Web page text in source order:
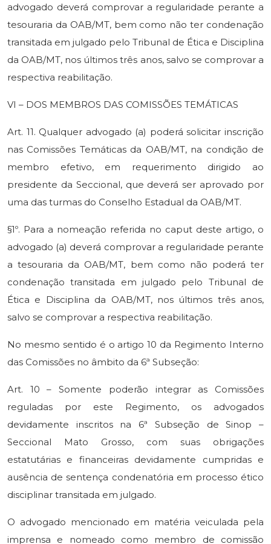
advogado deverá comprovar a regularidade perante a
tesouraria da OAB/MT, bem como não ter condenação
transitada em julgado pelo Tribunal de Ética e Disciplina
da OAB/MT, nos últimos três anos, salvo se comprovar a
respectiva reabilitação.
VI – DOS MEMBROS DAS COMISSÕES TEMÁTICAS
Art. 11. Qualquer advogado (a) poderá solicitar inscrição
nas Comissões Temáticas da OAB/MT, na condição de
membro efetivo, em requerimento dirigido ao
presidente da Seccional, que deverá ser aprovado por
uma das turmas do Conselho Estadual da OAB/MT.
§1º. Para a nomeação referida no caput deste artigo, o
advogado (a) deverá comprovar a regularidade perante
a tesouraria da OAB/MT, bem como não poderá ter
condenação transitada em julgado pelo Tribunal de
Ética e Disciplina da OAB/MT, nos últimos três anos,
salvo se comprovar a respectiva reabilitação.
No mesmo sentido é o artigo 10 da Regimento Interno
das Comissões no âmbito da 6ª Subseção:
Art. 10 – Somente poderão integrar as Comissões
reguladas por este Regimento, os advogados
devidamente inscritos na 6ª Subseção de Sinop –
Seccional Mato Grosso, com suas obrigações
estatutárias e financeiras devidamente cumpridas e
ausência de sentença condenatória em processo ético
disciplinar transitada em julgado.
O advogado mencionado em matéria veiculada pela
imprensa e nomeado como membro de comissão